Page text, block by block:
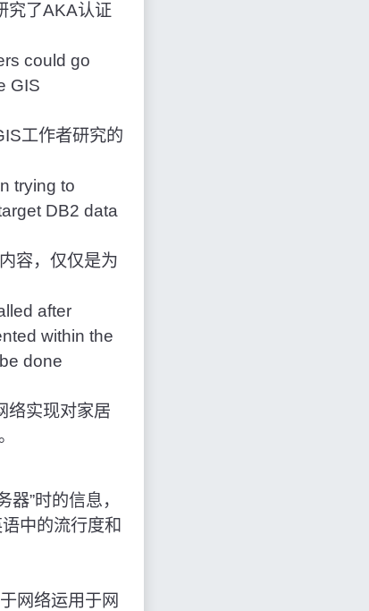
究了AKA认证
could go
GIS
工作者研究的
trying to
DB2 data
容，仅仅是为
after
within the
done
络实现对家居
”时的信息，
中的流行度和
网络运用于网